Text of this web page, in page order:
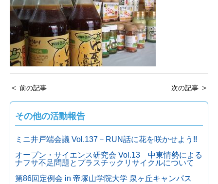
＜ 前の記事 次の記事 ＞
その他の活動報告
ミニ井戸端会議 Vol.137－RUN話に花を咲かせよう!!
オープン・サイエンス研究会 Vol.13 中東情勢による
ナフサ不足問題とプラスチックリサイクルについて
第86回定例会 in 帝塚山学院大学 泉ヶ丘キャンパス